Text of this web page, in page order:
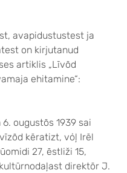
avapidustustest ja
on kirjutanud
artiklis „Līvõd
ehitamine“:
ougustõs 1939 sai
kēratizt, vȯļ Irēl
27, ēstliži 15,
direktōr J.